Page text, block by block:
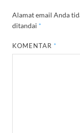
Alamat email Anda
ditandai *
KOMENTAR *